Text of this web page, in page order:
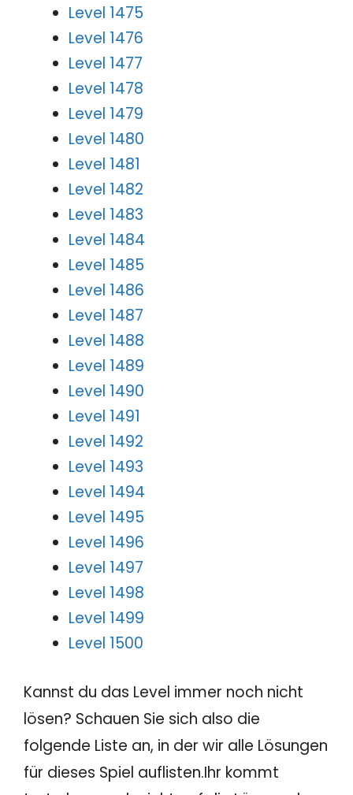
Level 1475
Level 1476
Level 1477
Level 1478
Level 1479
Level 1480
Level 1481
Level 1482
Level 1483
Level 1484
Level 1485
Level 1486
Level 1487
Level 1488
Level 1489
Level 1490
Level 1491
Level 1492
Level 1493
Level 1494
Level 1495
Level 1496
Level 1497
Level 1498
Level 1499
Level 1500
Kannst du das Level immer noch nicht
lösen? Schauen Sie sich also die
folgende Liste an, in der wir alle Lösungen
für dieses Spiel auflisten.Ihr kommt